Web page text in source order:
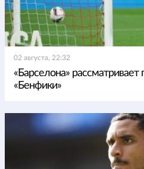
02 августа, 22:32
«Барселона» рассматривает
«Бенфики»